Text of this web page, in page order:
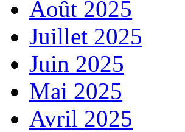
Août 2025
Juillet 2025
Juin 2025
Mai 2025
Avril 2025